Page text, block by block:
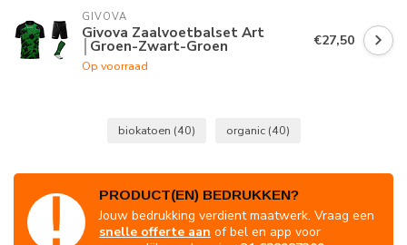
GIVOVA
Givova Zaalvoetbalset Art
│Groen-Zwart-Groen
Op voorraad
€27,50
biokatoen (40) organic (40)
PRODUCT(EN) BEDRUKKEN?
Jouw bedrukking verdient maatwerk. Vraag een
snelle offerte aan of bel en app voor